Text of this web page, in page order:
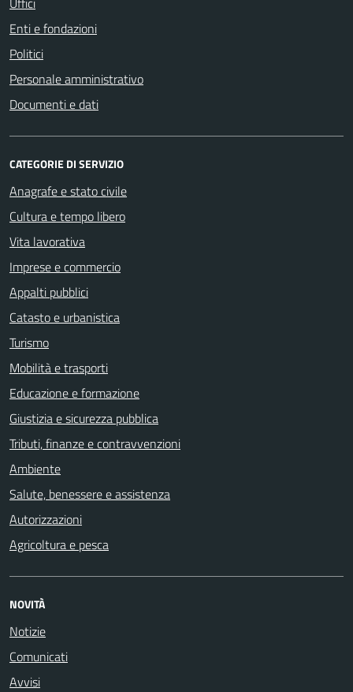
Enti e fondazioni
Politici
Personale amministrativo
Documenti e dati
CATEGORIE DI SERVIZIO
Anagrafe e stato civile
Cultura e tempo libero
Vita lavorativa
Imprese e commercio
Appalti pubblici
Catasto e urbanistica
Turismo
Mobilità e trasporti
Educazione e formazione
Giustizia e sicurezza pubblica
Tributi, finanze e contravvenzioni
Ambiente
Salute, benessere e assistenza
Autorizzazioni
Agricoltura e pesca
NOVITÀ
Notizie
Comunicati
Avvisi